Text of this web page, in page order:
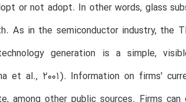
or not adopt. In other words, glass
As in the semiconductor industry, the
generation is a simple,
et al., 2001). Information on firms'